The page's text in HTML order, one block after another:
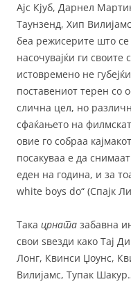
Ајс Кјуб, Дарнел
Таунзенд, Хип
беа режисерите што
насочувајќи ги
истовремено не
поставениот терен со
слична цел, но
сфаќањето на
овие го собраа
посакуваа е да
еден на година, и за
white boys do“ (Спајк
Така црната забавна
свои ѕвезди како Тај
Лонг, Квинси Џоунс,
Вилијамс, Тупак